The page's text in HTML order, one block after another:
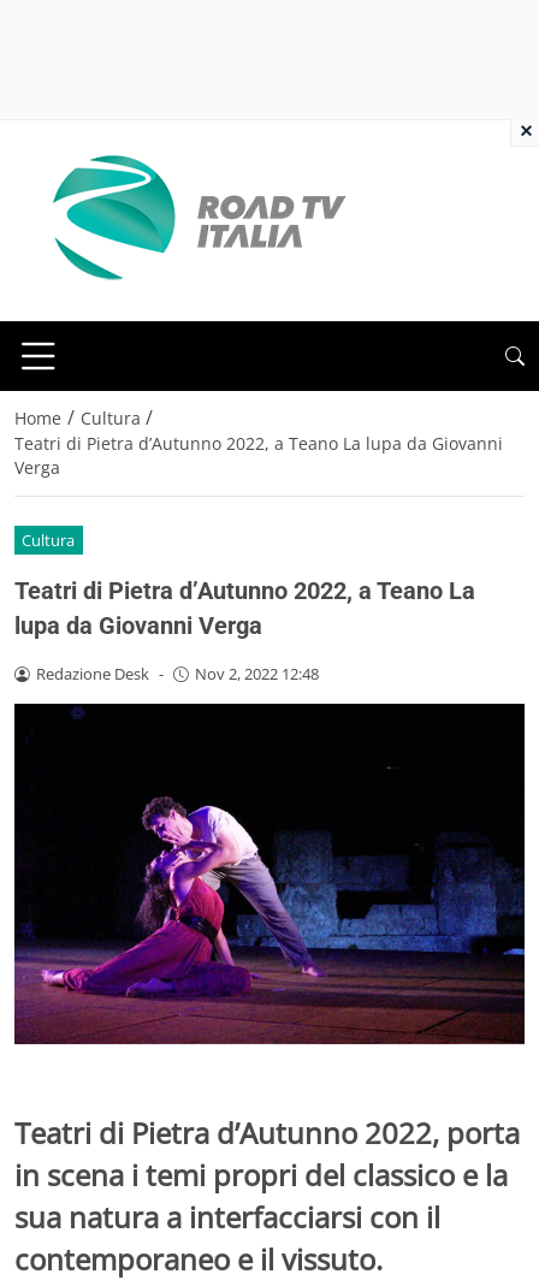
Home / Cultura /
Teatri di Pietra d’Autunno 2022, a Teano La lupa da Giovanni
Verga
Cultura
Teatri di Pietra d’Autunno 2022, a Teano La
lupa da Giovanni Verga
Redazione Desk - Nov 2, 2022 12:48
Teatri di Pietra d’Autunno 2022, porta
in scena i temi propri del classico e la
sua natura a interfacciarsi con il
contemporaneo e il vissuto.
×